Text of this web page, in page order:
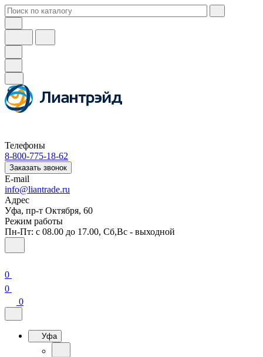
Телефоны
8-800-775-18-62
Заказать звонок
E-mail
info@liantrade.ru
Адрес
Уфа, пр-т Октября, 60
Режим работы
Пн-Пт: c 08.00 до 17.00, Cб,Вс - выходной
0
0
0
Уфа